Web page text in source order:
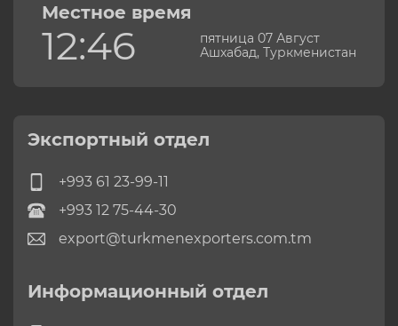
Местное время
12:46
пятница 07 Август
Ашхабад, Туркменистан
Экспортный отдел
+993 61 23-99-11
+993 12 75-44-30
export@turkmenexporters.com.tm
Информационный отдел